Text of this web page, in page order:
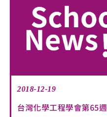
2018-12-19
台灣化學工程學會第65